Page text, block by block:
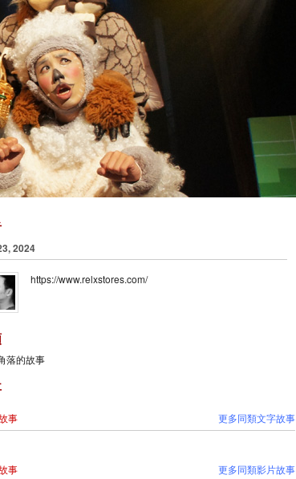
2024
https://www.relxstores.com/
落的故事
事 更多同類文字故事
事 更多同類影片故事